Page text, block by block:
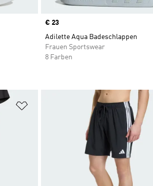
Price
€ 23
Adilette Aqua Badeschlappen
Frauen Sportswear
8 Farben
Zur Wunschliste hinzufügen